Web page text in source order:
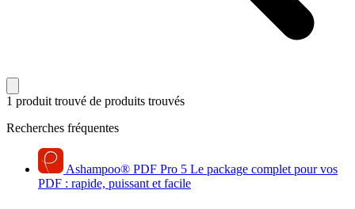
1 produit trouvé de produits trouvés
Recherches fréquentes
Ashampoo® PDF Pro 5 Le package complet pour vos
PDF : rapide, puissant et facile